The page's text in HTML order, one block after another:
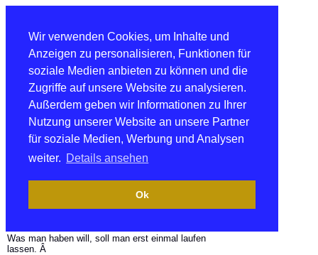
Wir verwenden Cookies, um Inhalte und
Anzeigen zu personalisieren, Funktionen für
soziale Medien anbieten zu können und die
Zugriffe auf unsere Website zu analysieren.
Außerdem geben wir Informationen zu Ihrer
Nutzung unserer Website an unsere Partner
für soziale Medien, Werbung und Analysen
weiter. Details ansehen
Ok
Was man haben will, soll man erst einmal laufen
lassen. Â